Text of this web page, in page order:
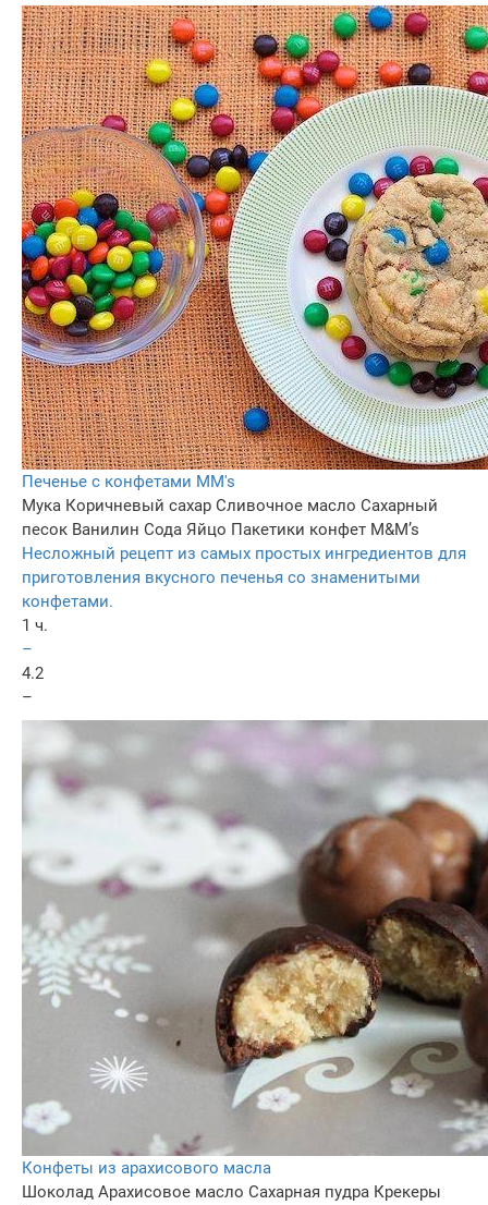
Печенье с конфетами MM's
Мука Коричневый сахар Сливочное масло Сахарный
песок Ванилин Сода Яйцо Пакетики конфет M&M’s
Несложный рецепт из самых простых ингредиентов для
приготовления вкусного печенья со знаменитыми
конфетами.
1 ч.
–
4.2
–
Конфеты из арахисового масла
Шоколад Арахисовое масло Сахарная пудра Крекеры